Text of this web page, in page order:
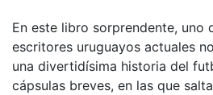
En este libro sorprendente, uno
escritores uruguayos actuales
una divertidísima historia del
cápsulas breves, en las que